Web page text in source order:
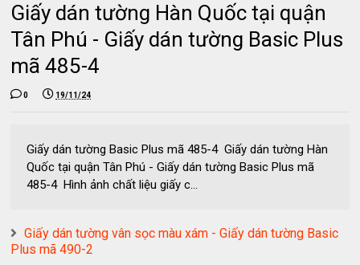
Giấy dán tường Hàn Quốc tại quận
Tân Phú - Giấy dán tường Basic Plus
mã 485-4
0 19/11/24
Giấy dán tường Basic Plus mã 485-4 Giấy dán tường Hàn
Quốc tại quận Tân Phú - Giấy dán tường Basic Plus mã
485-4 Hình ảnh chất liệu giấy c...
Giấy dán tường vân sọc màu xám - Giấy dán tường Basic
Plus mã 490-2